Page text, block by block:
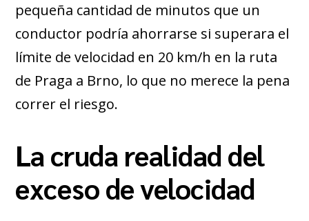
pequeña cantidad de minutos que un
conductor podría ahorrarse si superara el
límite de velocidad en 20 km/h en la ruta
de Praga a Brno, lo que no merece la pena
correr el riesgo.
La cruda realidad del
exceso de velocidad